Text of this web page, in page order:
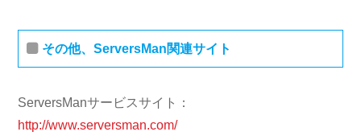
その他、ServersMan関連サイト
ServersManサービスサイト：
http://www.serversman.com/